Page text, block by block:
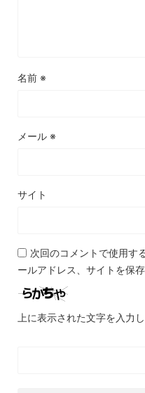
名前 ※
メール ※
サイト
次回のコメントで使用す
ールアドレス、サイトを保存
上に表示された文字を入力